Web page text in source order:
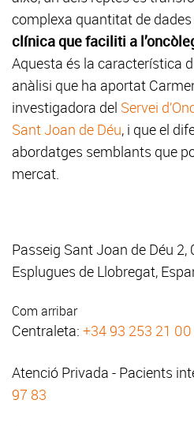
complexa quantitat de dades
clínica que faciliti a
Aquesta és la característica
anàlisi que ha aportat
investigadora del Servei
Sant Joan de Déu, i que el
abordatges semblants que
mercat.
Passeig Sant Joan de Déu 2,
Esplugues de Llobregat,
Com arribar
Centraleta: +34 93 253 21 00
Atenció Privada - Pacients
97 83